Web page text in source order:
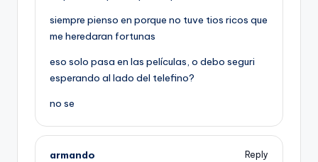
siempre pienso en porque no tuve tios ricos que
me heredaran fortunas
eso solo pasa en las pelí­culas, o debo seguri
esperando al lado del telefino?
no se
armando
Reply